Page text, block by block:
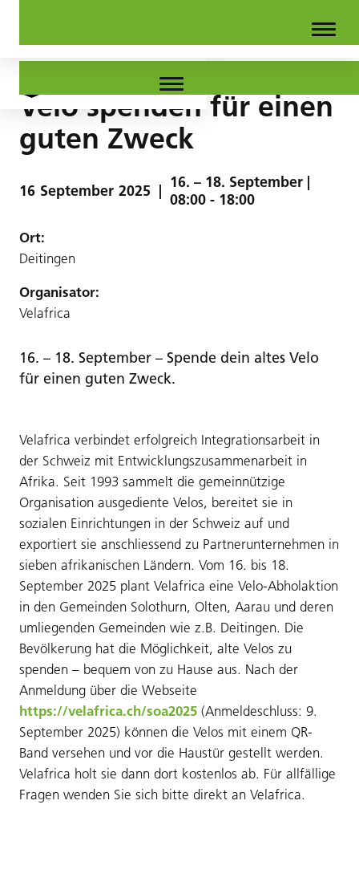
Velo spenden für einen
guten Zweck
16 September 2025
16. – 18. September |
08:00 - 18:00
Ort:
Deitingen
Organisator:
Velafrica
16. – 18. September – Spende dein altes Velo
für einen guten Zweck.
Velafrica verbindet erfolgreich Integrationsarbeit in
der Schweiz mit Entwicklungszusammenarbeit in
Afrika. Seit 1993 sammelt die gemeinnützige
Organisation ausgediente Velos, bereitet sie in
sozialen Einrichtungen in der Schweiz auf und
exportiert sie anschliessend zu Partnerunternehmen in
sieben afrikanischen Ländern. Vom 16. bis 18.
September 2025 plant Velafrica eine Velo-Abholaktion
in den Gemeinden Solothurn, Olten, Aarau und deren
umliegenden Gemeinden wie z.B. Deitingen. Die
Bevölkerung hat die Möglichkeit, alte Velos zu
spenden – bequem von zu Hause aus. Nach der
Anmeldung über die Webseite
https://velafrica.ch/soa2025 (Anmeldeschluss: 9.
September 2025) können die Velos mit einem QR-
Band versehen und vor die Haustür gestellt werden.
Velafrica holt sie dann dort kostenlos ab. Für allfällige
Fragen wenden Sie sich bitte direkt an Velafrica.